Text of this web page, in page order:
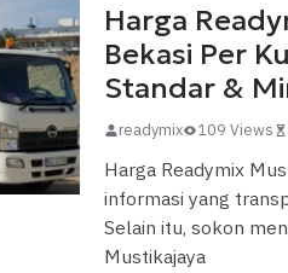
Harga
Bekasi Per
Standar &
readymix 109 Views
Harga Readymix
informasi yang
Selain itu, sokon
Mustikajaya